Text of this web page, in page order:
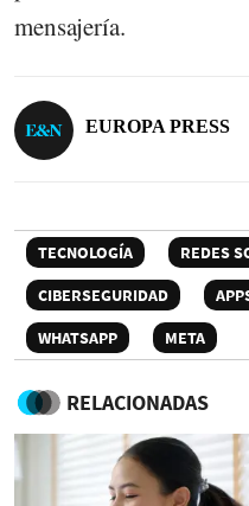
mensajería.
EUROPA PRESS
TECNOLOGÍA REDES
CIBERSEGURIDAD
WHATSAPP
META
RELACIONADAS